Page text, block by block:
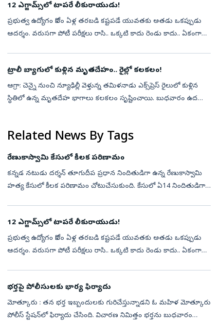
12 ఎగ్జామ్స్‌లో టాపరే లీకురాయుడు!
ప్రభుత్వ ఉద్యోగం కోసం ఏళ్ల తరబడి కష్టపడే యువతకు అతడు ఒకప్పుడు
ఆదర్శం. వరుసగా పోటీ పరీక్షలు రాసి.. ఒక్కటి కాదు రెండు కాదు.. ఏకంగా
ట్రాలీ బ్యాగులో కుళ్లిన మృతదేహం.. రైల్లో కలకలం!
ఆగ్రా: చెన్నై నుంచి న్యూఢిల్లీ వెళ్తున్న తమిళనాడు ఎక్స్‌ప్రెస్ రైలులో కుళ్లిన
స్థితిలో ఉన్న మృతదేహ భాగాలు కలకలం సృష్టించాయి. బుధవారం ఉదయం
Related News By Tags
రేణుకాస్వామి కేసులో కీలక పరిణామం
కన్నడ నటుడు దర్శన్‌ తూగుదీప ప్రధాన నిందితుడిగా ఉన్న రేణుకాస్వామి
హత్య కేసులో కీలక పరిణామం చోటుచేసుకుంది. కేసులో ఏ14 నిందితుడిగా
12 ఎగ్జామ్స్‌లో టాపరే లీకురాయుడు!
ప్రభుత్వ ఉద్యోగం కోసం ఏళ్ల తరబడి కష్టపడే యువతకు అతడు ఒకప్పుడు
ఆదర్శం. వరుసగా పోటీ పరీక్షలు రాసి.. ఒక్కటి కాదు రెండు కాదు.. ఏకంగా
భర్తపై పోలీసులకు భార్య ఫిర్యాదు
మోత్కూరు : తన భర్త ఇబ్బందులకు గురిచేస్తున్నాడని ఓ మహిళ మోత్కూరు
పోలీస్‌ స్టేషన్‌లో ఫిర్యాదు చేసింది. విచారణ నిమిత్తం భర్తను బుధవారం